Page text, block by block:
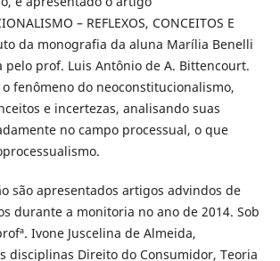
– REFLEXOS, CONCEITOS E
da monografia da aluna Marília Benelli
pelo prof. Luis Antônio de A. Bittencourt.
fenômeno do neoconstitucionalismo,
e incertezas, analisando suas
no campo processual, o que
são apresentados artigos advindos de
durante a monitoria no ano de 2014. Sob
Ivone Juscelina de Almeida,
disciplinas Direito do Consumidor, Teoria